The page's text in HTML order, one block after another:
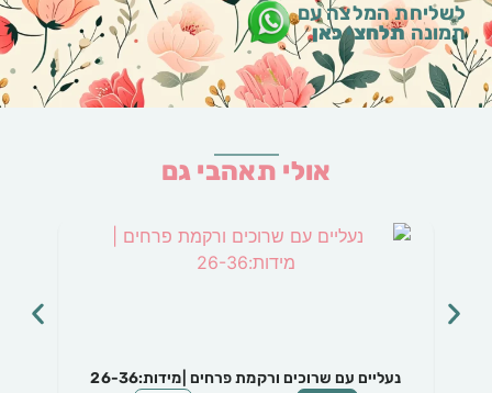
לשליחת המלצה עם
תמונהתלחצי כאן
אולי תאהבי גם
נעליים עם שרוכים ורקמת פרחים |מידות:26-36